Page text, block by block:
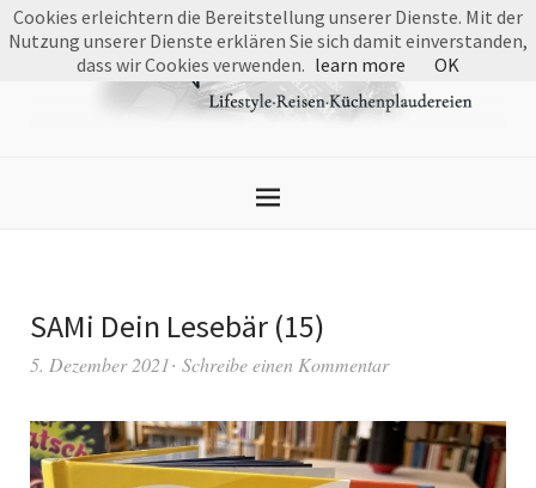
SAMi Dein Lesebär (15)
5. Dezember 2021 Schreibe einen Kommentar
Cookies erleichtern die Bereitstellung unserer Dienste. Mit der
Nutzung unserer Dienste erklären Sie sich damit einverstanden,
dass wir Cookies verwenden. learn more OK